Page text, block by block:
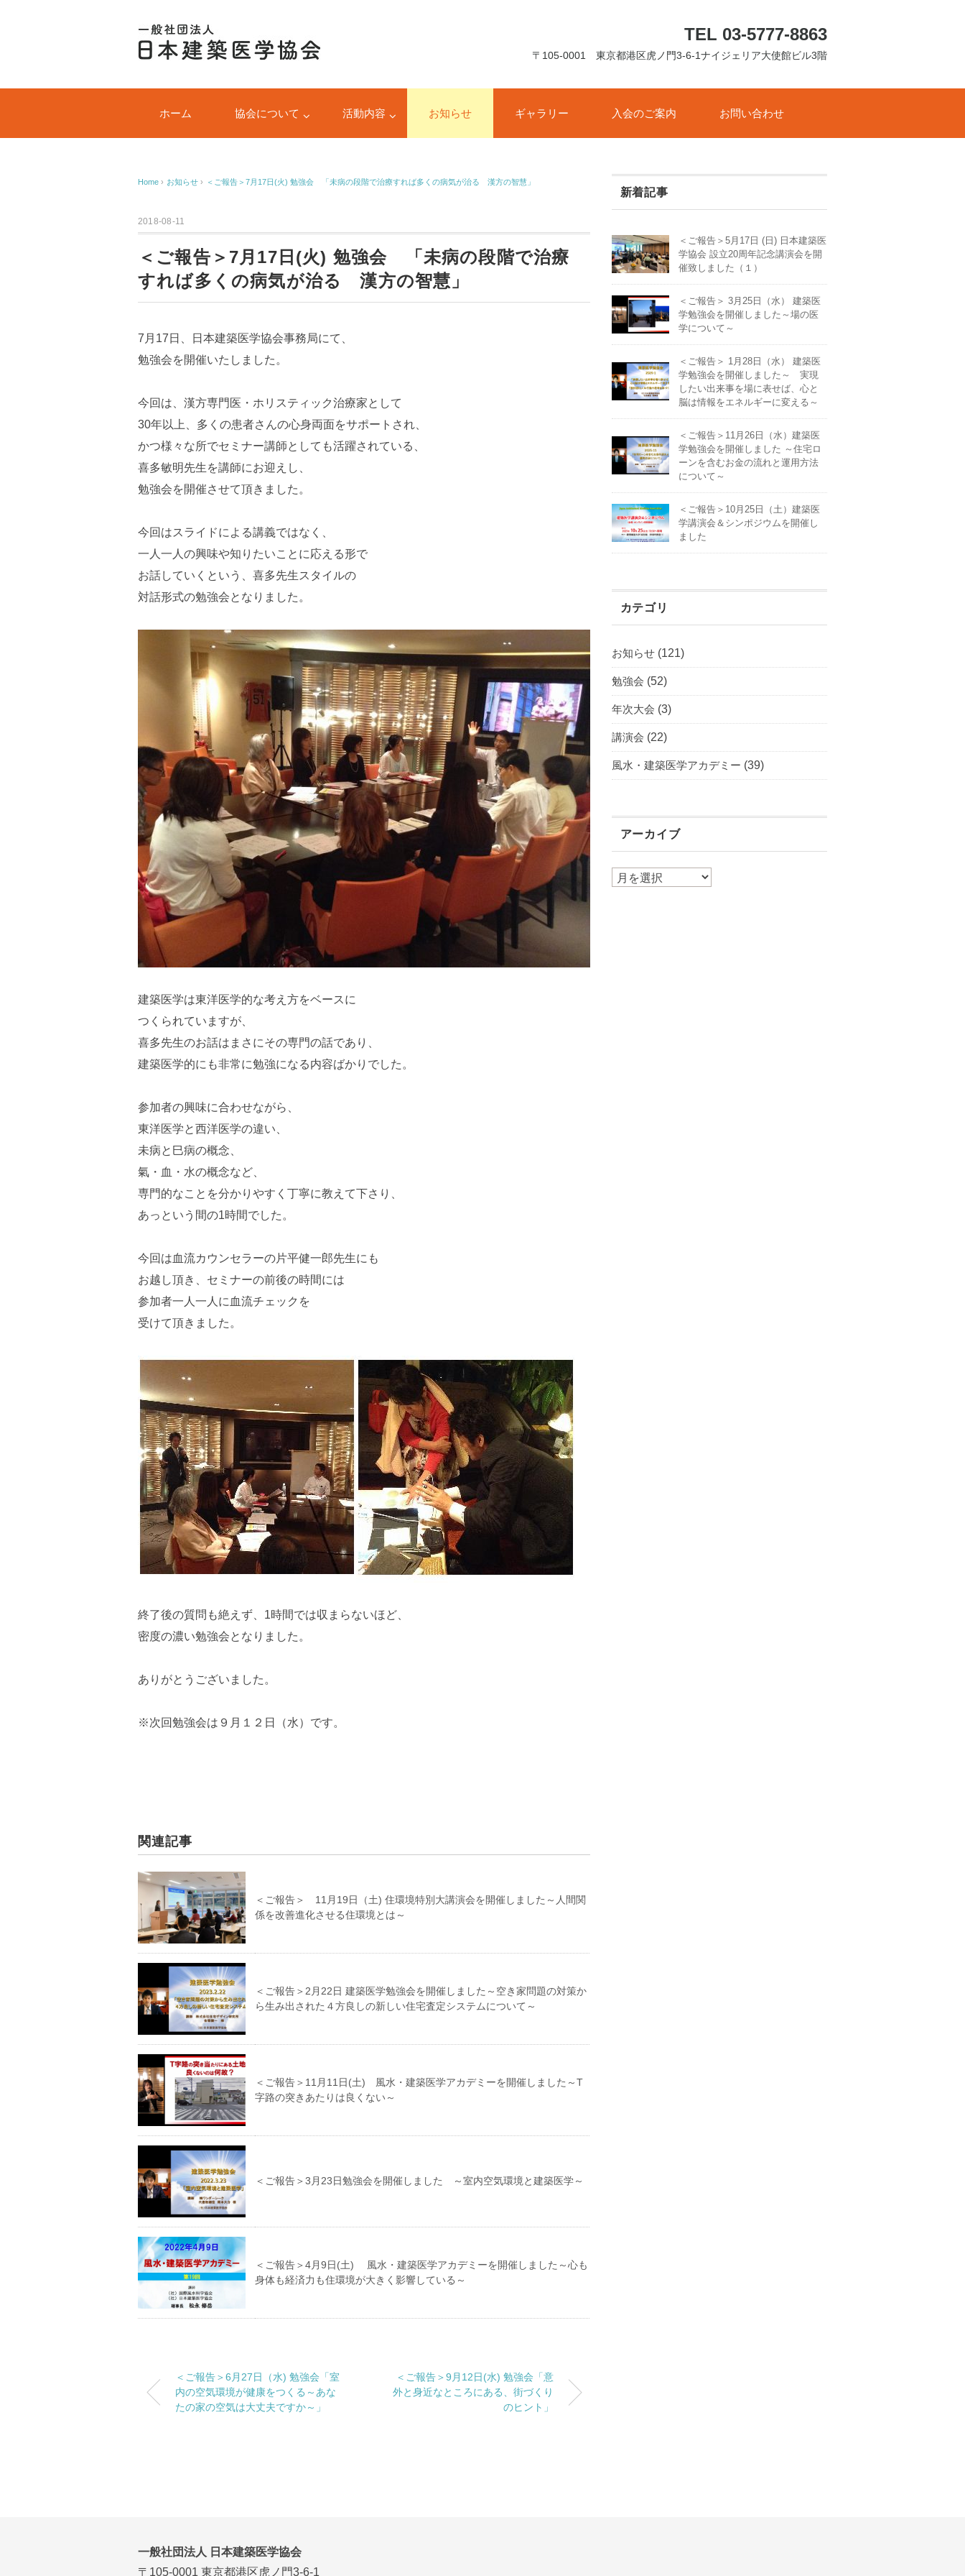
TEL 03-5777-8863
〒105-0001 東京都港区虎ノ門3-6-1ナイジェリア大使館ビル3階
ホーム 協会について 活動内容 お知らせ ギャラリー 入会のご案内 お問い合わせ
Home › お知らせ › ＜ご報告＞7月17日(火) 勉強会 「未病の段階で治療すれば多くの病気が治る 漢方の智慧」
2018-08-11
＜ご報告＞7月17日(火) 勉強会 「未病の段階で治療
すれば多くの病気が治る 漢方の智慧」
7月17日、日本建築医学協会事務局にて、
勉強会を開催いたしました。
今回は、漢方専門医・ホリスティック治療家として
30年以上、多くの患者さんの心身両面をサポートされ、
かつ様々な所でセミナー講師としても活躍されている、
喜多敏明先生を講師にお迎えし、
勉強会を開催させて頂きました。
今回はスライドによる講義ではなく、
一人一人の興味や知りたいことに応える形で
お話していくという、喜多先生スタイルの
対話形式の勉強会となりました。
建築医学は東洋医学的な考え方をベースに
つくられていますが、
喜多先生のお話はまさにその専門の話であり、
建築医学的にも非常に勉強になる内容ばかりでした。
参加者の興味に合わせながら、
東洋医学と西洋医学の違い、
未病と巳病の概念、
氣・血・水の概念など、
専門的なことを分かりやすく丁寧に教えて下さり、
あっという間の1時間でした。
今回は血流カウンセラーの片平健一郎先生にも
お越し頂き、セミナーの前後の時間には
参加者一人一人に血流チェックを
受けて頂きました。
終了後の質問も絶えず、1時間では収まらないほど、
密度の濃い勉強会となりました。
ありがとうございました。
※次回勉強会は９月１２日（水）です。
関連記事
＜ご報告＞ 11月19日（土) 住環境特別大講演会を開催しました～人間関
係を改善進化させる住環境とは～
＜ご報告＞2月22日 建築医学勉強会を開催しました～空き家問題の対策か
ら生み出された４方良しの新しい住宅査定システムについて～
＜ご報告＞11月11日(土) 風水・建築医学アカデミーを開催しました～T
字路の突きあたりは良くない～
＜ご報告＞3月23日勉強会を開催しました ～室内空気環境と建築医学～
＜ご報告＞4月9日(土) 風水・建築医学アカデミーを開催しました～心も
身体も経済力も住環境が大きく影響している～
＜ご報告＞6月27日（水) 勉強会「室
内の空気環境が健康をつくる～あな
たの家の空気は大丈夫ですか～」
＜ご報告＞9月12日(水) 勉強会「意
外と身近なところにある、街づくり
のヒント」
新着記事
＜ご報告＞5月17日 (日) 日本建築医
学協会 設立20周年記念講演会を開
催致しました（１）
＜ご報告＞ 3月25日（水） 建築医
学勉強会を開催しました～場の医
学について～
＜ご報告＞ 1月28日（水） 建築医
学勉強会を開催しました～ 実現
したい出来事を場に表せば、心と
脳は情報をエネルギーに変える～
＜ご報告＞11月26日（水）建築医
学勉強会を開催しました ～住宅ロ
ーンを含むお金の流れと運用方法
について～
＜ご報告＞10月25日（土）建築医
学講演会＆シンポジウムを開催し
ました
カテゴリ
お知らせ (121)
勉強会 (52)
年次大会 (3)
講演会 (22)
風水・建築医学アカデミー (39)
アーカイブ
ア
一般社団法人 日本建築医学協会
〒105-0001 東京都港区虎ノ門3-6-1